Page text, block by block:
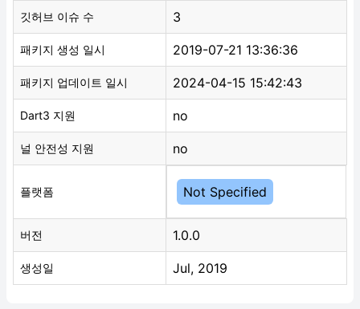
깃허브 이슈 수 3
패키지 생성 일시 2019-07-21 13:36:36
패키지 업데이트 일시 2024-04-15 15:42:43
Dart3 지원 no
널 안전성 지원 no
플랫폼 Not Specified
버전 1.0.0
생성일 Jul, 2019